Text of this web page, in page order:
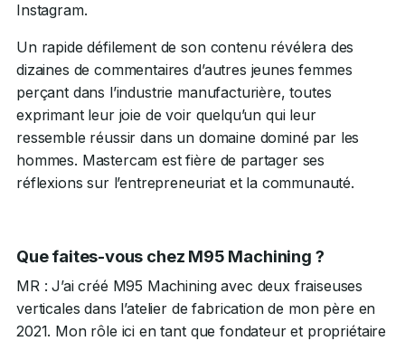
Instagram.
Un rapide défilement de son contenu révélera des
dizaines de commentaires d’autres jeunes femmes
perçant dans l’industrie manufacturière, toutes
exprimant leur joie de voir quelqu’un qui leur
ressemble réussir dans un domaine dominé par les
hommes. Mastercam est fière de partager ses
réflexions sur l’entrepreneuriat et la communauté.
Que faites-vous chez M95 Machining ?
MR : J’ai créé M95 Machining avec deux fraiseuses
verticales dans l’atelier de fabrication de mon père en
2021. Mon rôle ici en tant que fondateur et propriétaire